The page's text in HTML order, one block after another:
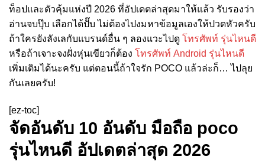
ท็อปและตัวคุ้มแห่งปี 2026 ที่อัปเดตล่าสุดมาให้แล้ว รับรองว่า
อ่านจบปุ๊บ เลือกได้ปั๊บ ไม่ต้องไปงมหาข้อมูลเองให้ปวดหัวครับ
ถ้าใครยังลังเลกับแบรนด์อื่น ๆ ลองแวะไปดู โทรศัพท์ รุ่นไหนดี
หรือถ้าเจาะจงฝั่งหุ่นเขียวก็ต้อง โทรศัพท์ Android รุ่นไหนดี
เพิ่มเติมได้นะครับ แต่ตอนนี้ถ้าใจรัก POCO แล้วล่ะก็… ไปลุย
กันเลยครับ!
[ez-toc]
จัดอันดับ 10 อันดับ มือถือ poco
รุ่นไหนดี อัปเดตล่าสุด 2026